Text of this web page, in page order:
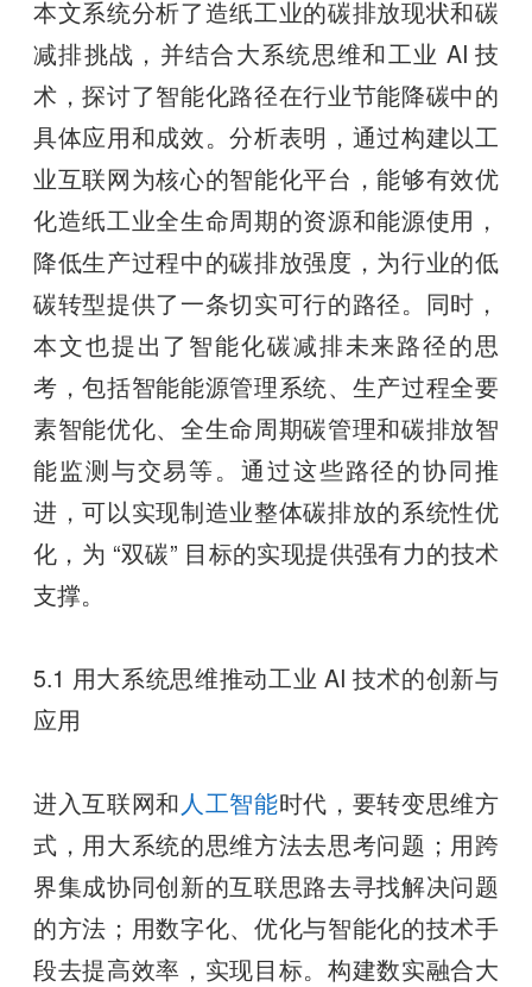
本文系统分析了造纸工业的碳排放现状和碳
减排挑战，并结合大系统思维和工业 AI 技
术，探讨了智能化路径在行业节能降碳中的
具体应用和成效。分析表明，通过构建以工
业互联网为核心的智能化平台，能够有效优
化造纸工业全生命周期的资源和能源使用，
降低生产过程中的碳排放强度，为行业的低
碳转型提供了一条切实可行的路径。同时，
本文也提出了智能化碳减排未来路径的思
考，包括智能能源管理系统、生产过程全要
素智能优化、全生命周期碳管理和碳排放智
能监测与交易等。通过这些路径的协同推
进，可以实现制造业整体碳排放的系统性优
化，为 “双碳” 目标的实现提供强有力的技术
支撑。
5.1 用大系统思维推动工业 AI 技术的创新与
应用
进入互联网和 人工智能时代，要转变思维方
式，用大系统的思维方法去思考问题；用跨
界集成协同创新的互联思路去寻找解决问题
的方法；用数字化、优化与智能化的技术手
段去提高效率，实现目标。构建数实融合大